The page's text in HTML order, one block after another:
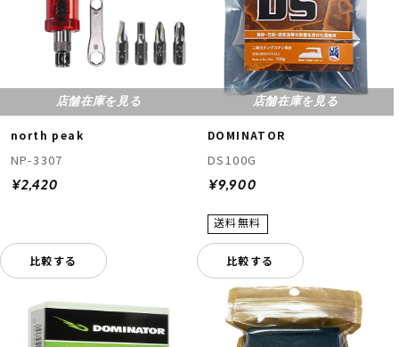
店舗在庫を見る
north peak
NP-3307
¥2,420
比較する
店舗在庫を見る
DOMINATOR
DS100G
¥9,900
比較する